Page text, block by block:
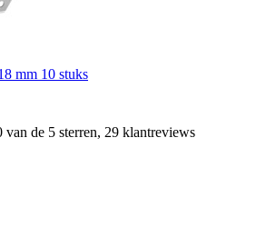
mm 10 stuks
van de 5 sterren, 29 klantreviews